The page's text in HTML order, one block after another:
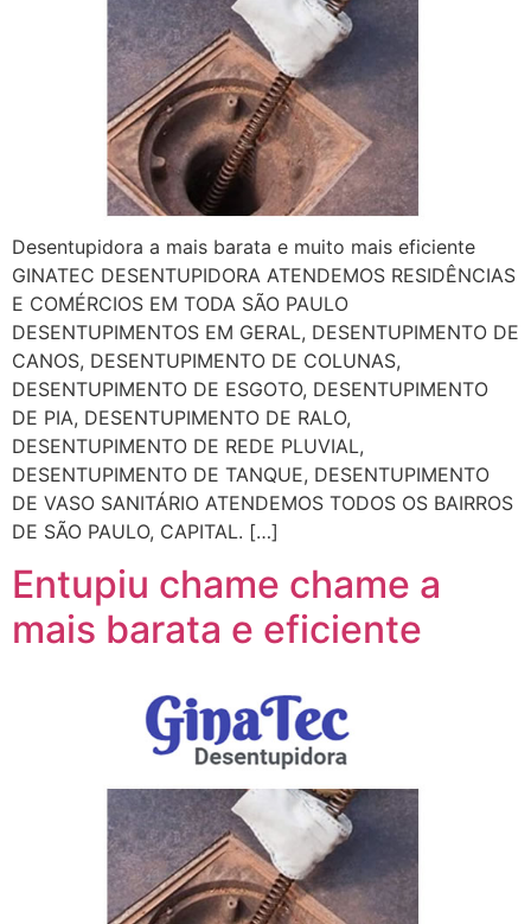
Desentupidora a mais barata e muito mais eficiente
GINATEC DESENTUPIDORA ATENDEMOS RESIDÊNCIAS
E COMÉRCIOS EM TODA SÃO PAULO
DESENTUPIMENTOS EM GERAL, DESENTUPIMENTO DE
CANOS, DESENTUPIMENTO DE COLUNAS,
DESENTUPIMENTO DE ESGOTO, DESENTUPIMENTO
DE PIA, DESENTUPIMENTO DE RALO,
DESENTUPIMENTO DE REDE PLUVIAL,
DESENTUPIMENTO DE TANQUE, DESENTUPIMENTO
DE VASO SANITÁRIO ATENDEMOS TODOS OS BAIRROS
DE SÃO PAULO, CAPITAL. […]
Entupiu chame chame a
mais barata e eficiente